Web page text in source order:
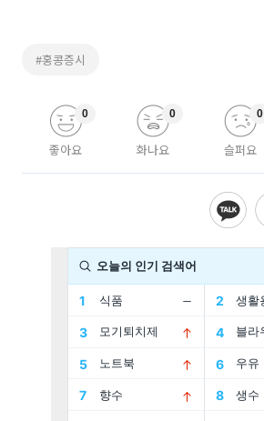
#홍콩증시
좋아요
0
화나요
0
슬퍼요
0